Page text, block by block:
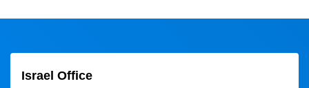
Israel Office